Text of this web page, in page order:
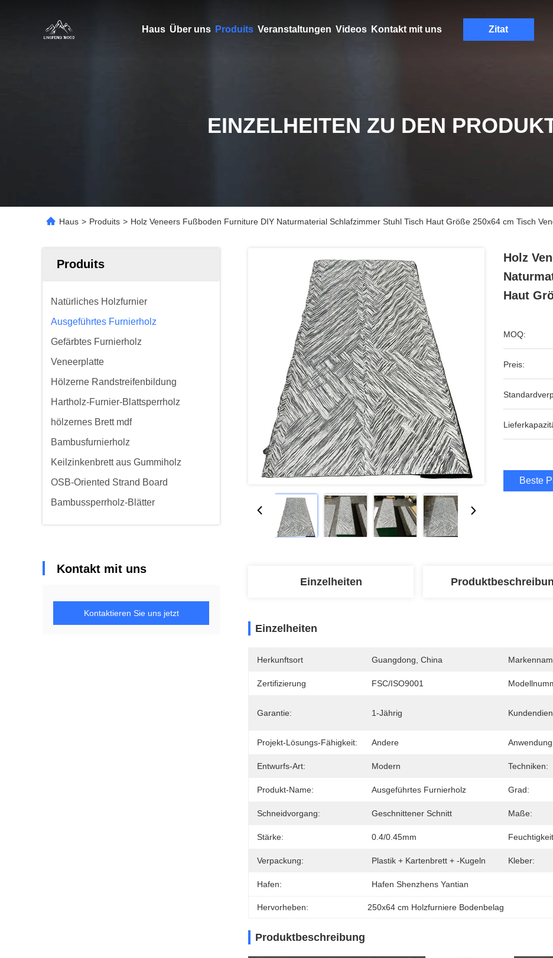
Haus Über uns Produits Veranstaltungen Videos Kontakt mit uns Zitat
EINZELHEITEN ZU DEN
Haus > Produits > Holz Veneers Fußboden Furniture DIY Naturmaterial Schlafzimmer Stuhl Tisch Haut Größe 250x64 cm Tisch
Produits
Natürliches Holzfurnier
Ausgeführtes Furnierholz
Gefärbtes Furnierholz
Veneerplatte
Hölzerne Randstreifenbildung
Hartholz-Furnier-Blattsperrholz
hölzernes Brett mdf
Bambusfurnierholz
Keilzinkenbrett aus Gummiholz
OSB-Oriented Strand Board
Bambussperrholz-Blätter
Kontakt mit uns
Kontaktieren Sie uns jetzt
Holz
Haut
MOQ:
Preis:
Beste
Einzelheiten
Einzelheiten
Herkunftsort Guangdong, China
Zertifizierung FSC/ISO9001
Garantie: 1-Jährig
Projekt-Lösungs-Fähigkeit: Andere
Entwurfs-Art: Modern Techniken:
Produkt-Name: Ausgeführtes Furnierholz Grad:
Schneidvorgang: Geschnittener Schnitt Maße:
Stärke: 0.4/0.45mm
Verpackung: Plastik + Kartenbrett + -kugeln Kleber:
Hafen: Hafen Shenzhens Yantian
Hervorheben: 250x64 cm Holzfurniere Bodenbelag
Produktbeschreibung